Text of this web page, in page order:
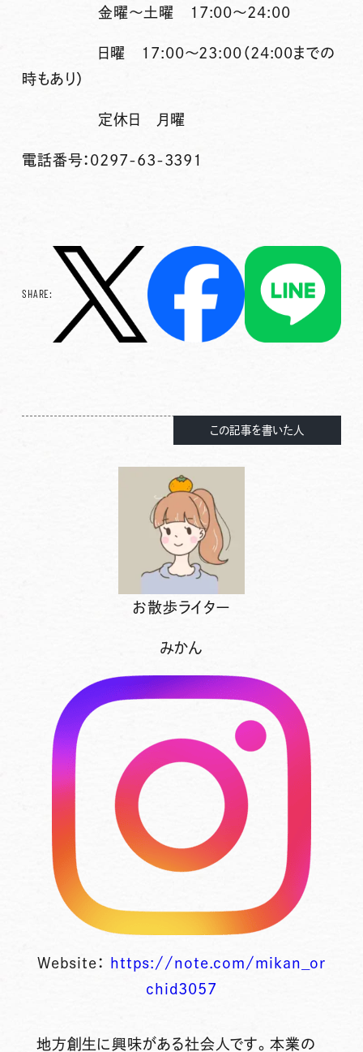
金曜〜土曜 17:00〜24:00
日曜 17:00〜23:00（24:00までの
時もあり）
定休日 月曜
電話番号：0297-63-3391
SHARE:
この記事を書いた人
お散歩ライター
みかん
Website：
https://note.com/mikan_or
chid3057
地方創生に興味がある社会人です。本業の